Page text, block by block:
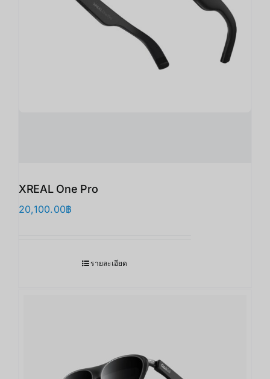
XREAL One Pro
20,100.00฿
รายละเอียด